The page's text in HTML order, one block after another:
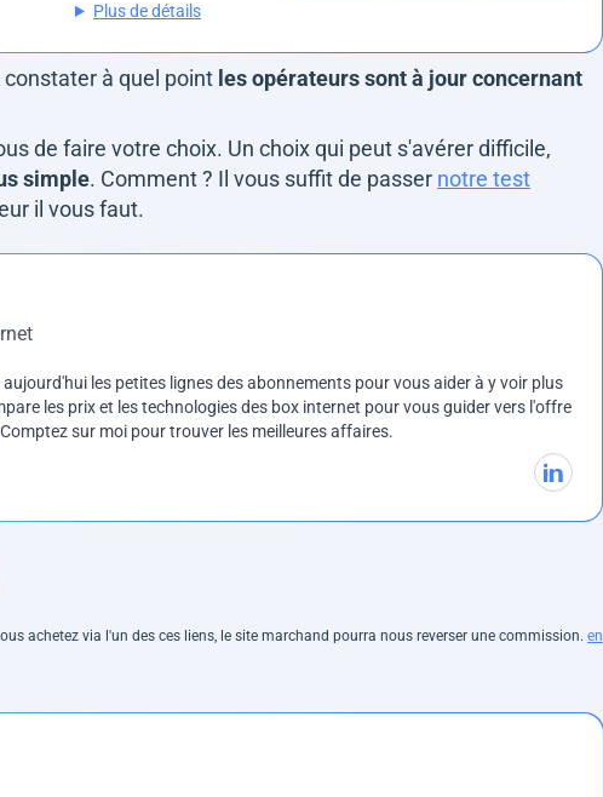
Plus de détails
à quel point les opérateurs sont à jour concernant
de faire votre choix. Un choix qui peut s'avérer difficile,
simple. Comment ? Il vous suffit de passer notre test
il vous faut.
les petites lignes des abonnements pour vous aider à y voir plus
les prix et les technologies des box internet pour vous guider vers l'offre
sur moi pour trouver les meilleures affaires.
achetez via l'un des ces liens, le site marchand pourra nous reverser une commission. en